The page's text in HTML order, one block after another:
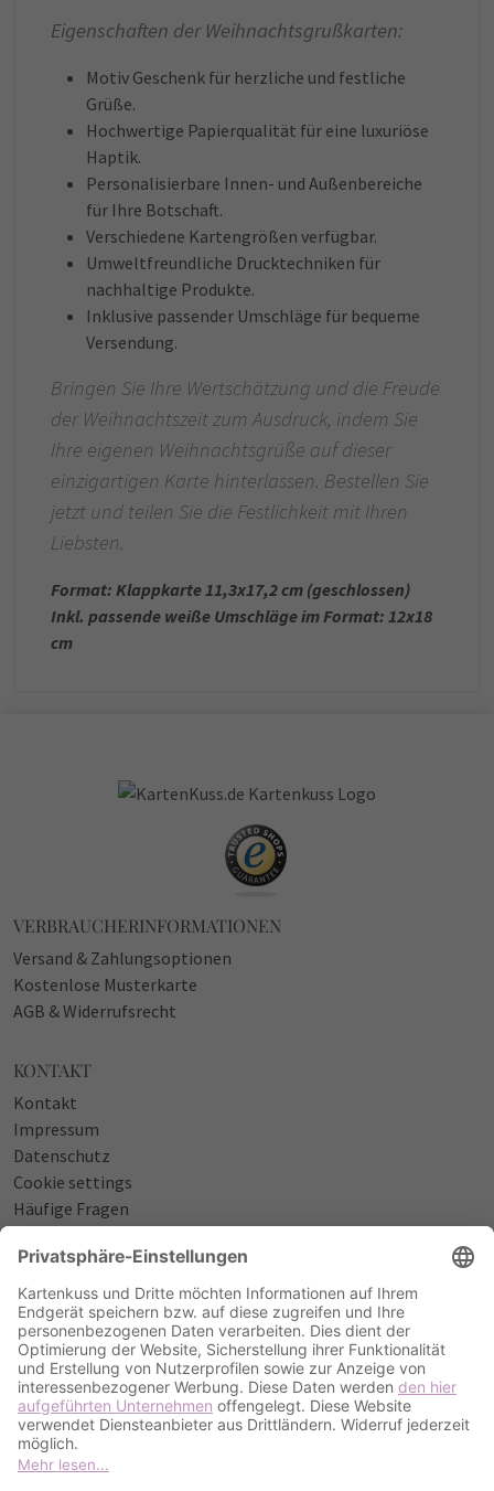
Eigenschaften der Weihnachtsgrußkarten:
Motiv Geschenk für herzliche und festliche
Grüße.
Hochwertige Papierqualität für eine luxuriöse
Haptik.
Personalisierbare Innen- und Außenbereiche
für Ihre Botschaft.
Verschiedene Kartengrößen verfügbar.
Umweltfreundliche Drucktechniken für
nachhaltige Produkte.
Inklusive passender Umschläge für bequeme
Versendung.
Bringen Sie Ihre Wertschätzung und die Freude
der Weihnachtszeit zum Ausdruck, indem Sie
Ihre eigenen Weihnachtsgrüße auf dieser
einzigartigen Karte hinterlassen. Bestellen Sie
jetzt und teilen Sie die Festlichkeit mit Ihren
Liebsten.
Format: Klappkarte 11,3x17,2 cm (geschlossen)
Inkl. passende weiße Umschläge im Format: 12x18
cm
VERBRAUCHERINFORMATIONEN
Versand & Zahlungsoptionen
Kostenlose Musterkarte
AGB & Widerrufsrecht
KONTAKT
Kontakt
Impressum
Datenschutz
Cookie settings
Häufige Fragen
NÜTZLICHES
Sprüche zur Geburt
Einladungstexte zum Geburtstag
Einladungstexte zur Silberhochzeit
Qualität & Umschläge
Bestellablauf